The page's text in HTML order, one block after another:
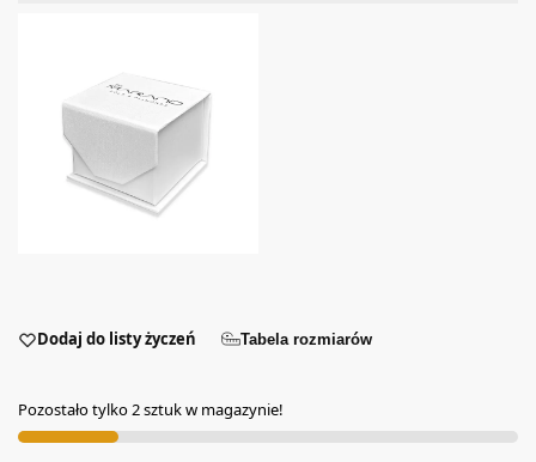
Dodaj do listy życzeń Tabela rozmiarów
Pozostało tylko 2 sztuk w magazynie!